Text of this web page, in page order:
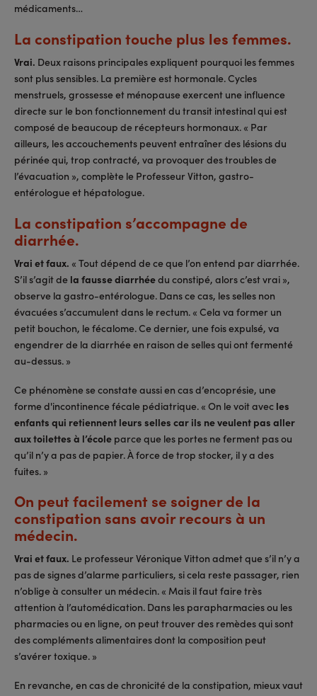
médicaments…
La constipation touche plus les femmes.
Vrai. Deux raisons principales expliquent pourquoi les femmes
sont plus sensibles. La première est hormonale. Cycles
menstruels, grossesse et ménopause exercent une influence
directe sur le bon fonctionnement du transit intestinal qui est
composé de beaucoup de récepteurs hormonaux. « Par
ailleurs, les accouchements peuvent entraîner des lésions du
périnée qui, trop contracté, va provoquer des troubles de
l’évacuation », complète le Professeur Vitton, gastro-
entérologue et hépatologue.
La constipation s’accompagne de
diarrhée.
Vrai et faux. « Tout dépend de ce que l’on entend par diarrhée.
S’il s’agit de la fausse diarrhéedu constipé, alors c’est vrai »,
observe la gastro-entérologue. Dans ce cas, les selles non
évacuées s’accumulent dans le rectum. « Cela va former un
petit bouchon, le fécalome. Ce dernier, une fois expulsé, va
engendrer de la diarrhée en raison de selles qui ont fermenté
au-dessus. »
Ce phénomène se constate aussi en cas d’encoprésie, une
forme d'incontinence fécale pédiatrique. « On le voit avec les
enfants qui retiennent leurs selles car ils ne veulent pas aller
aux toilettes à l’école parce que les portes ne ferment pas ou
qu’il n’y a pas de papier. À force de trop stocker, il y a des
fuites. »
On peut facilement se soigner de la
constipation sans avoir recours à un
médecin.
Vrai et faux. Le professeur Véronique Vitton admet que s’il n’y a
pas de signes d’alarme particuliers, si cela reste passager, rien
n’oblige à consulter un médecin. « Mais il faut faire très
attention à l’automédication. Dans les parapharmacies ou les
pharmacies ou en ligne, on peut trouver des remèdes qui sont
des compléments alimentaires dont la composition peut
s’avérer toxique. »
En revanche, en cas de chronicité de la constipation, mieux vaut